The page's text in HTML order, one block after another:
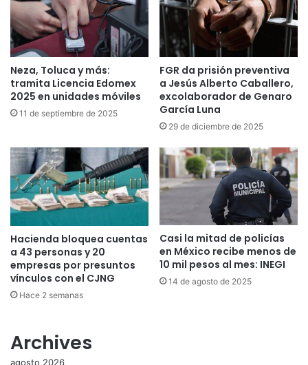
Neza, Toluca y más:
tramita Licencia Edomex
2025 en unidades móviles
11 de septiembre de 2025
FGR da prisión preventiva
a Jesús Alberto Caballero,
excolaborador de Genaro
García Luna
29 de diciembre de 2025
Hacienda bloquea cuentas
a 43 personas y 20
empresas por presuntos
vínculos con el CJNG
Hace 2 semanas
Casi la mitad de policías
en México recibe menos de
10 mil pesos al mes: INEGI
14 de agosto de 2025
Archives
agosto 2026